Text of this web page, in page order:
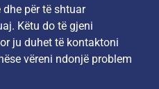
për të shtuar
Këtu do të gjeni
ju duhet të kontaktoni
vëreni ndonjë problem